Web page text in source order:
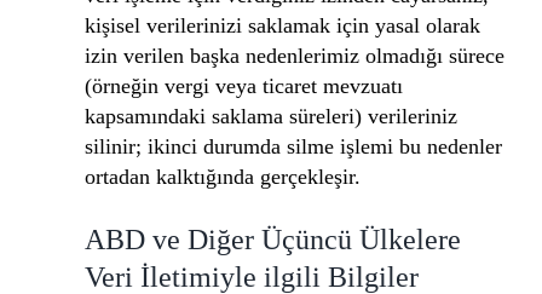
kişisel verilerinizi saklamak için yasal olarak
izin verilen başka nedenlerimiz olmadığı sürece
(örneğin vergi veya ticaret mevzuatı
kapsamındaki saklama süreleri) verileriniz
silinir; ikinci durumda silme işlemi bu nedenler
ortadan kalktığında gerçekleşir.
ABD ve Diğer Üçüncü Ülkelere
Veri İletimiyle ilgili Bilgiler